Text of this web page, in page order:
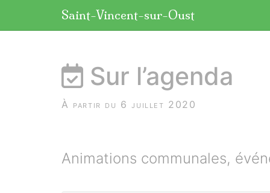
Saint-Vincent-sur-Oust
Sur l’agenda
À partir du 6 juillet 2020
Animations communales,
Panneau de gestion des cookies